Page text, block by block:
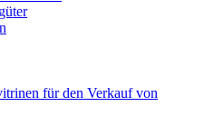
für den Verkauf von